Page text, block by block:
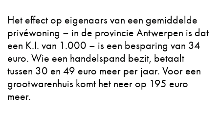
Het effect op eigenaars van een gemiddelde
privéwoning – in de provincie Antwerpen is dat
een K.I. van 1.000 – is een besparing van 34
euro. Wie een handelspand bezit, betaalt
tussen 30 en 49 euro meer per jaar. Voor een
grootwarenhuis komt het neer op 195 euro
meer.